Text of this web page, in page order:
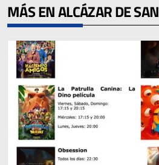
MÁS EN ALCÁZAR DE